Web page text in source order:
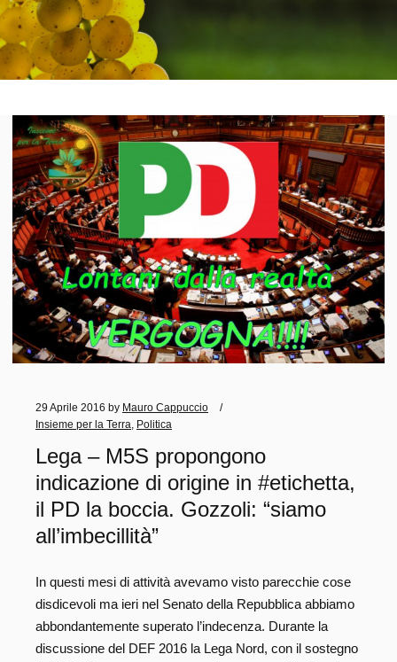
29 Aprile 2016 by Mauro Cappuccio
Insieme per la Terra
Politica
Lega – M5S propongono
indicazione di origine in #etichetta,
il PD la boccia. Gozzoli: “siamo
all’imbecillità”
In questi mesi di attività avevamo visto parecchie cose
disdicevoli ma ieri nel Senato della Repubblica abbiamo
abbondantemente superato l’indecenza. Durante la
discussione del DEF 2016 la Lega Nord, con il sostegno